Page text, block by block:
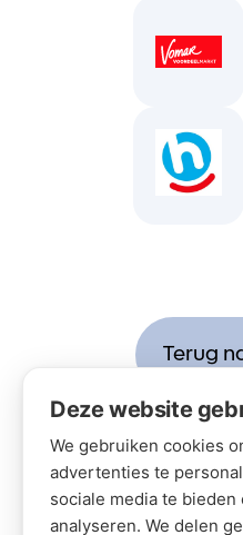
Terug
Deze website
We gebruiken cookies
advertenties te
sociale media te bieden
analyseren. We delen